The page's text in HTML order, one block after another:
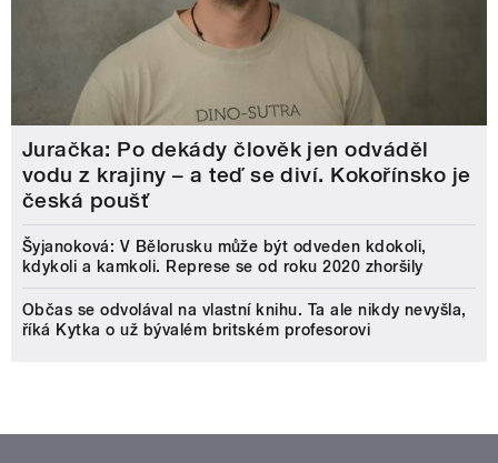
Juračka: Po dekády člověk jen odváděl
vodu z krajiny – a teď se diví. Kokořínsko je
česká poušť
Šyjanoková: V Bělorusku může být odveden kdokoli,
kdykoli a kamkoli. Represe se od roku 2020 zhoršily
Občas se odvolával na vlastní knihu. Ta ale nikdy nevyšla,
říká Kytka o už bývalém britském profesorovi